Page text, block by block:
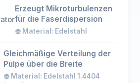
Erzeugt Mikroturbulenzen
für die Faserdispersion
Material: Edelstahl
Gleichmäßige Verteilung der
Pulpe über die Breite
Material: Edelstahl 1.4404